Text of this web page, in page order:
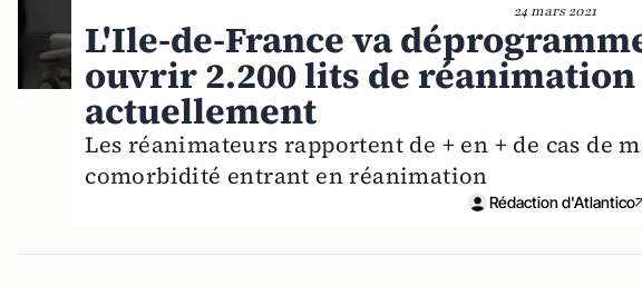
24 mars 2021
L'Ile-de-France va
ouvrir 2.200 lits de réanimation
actuellement
Les réanimateurs rapportent de + en + de cas de
comorbidité entrant en réanimation
Rédaction d'Atlantico